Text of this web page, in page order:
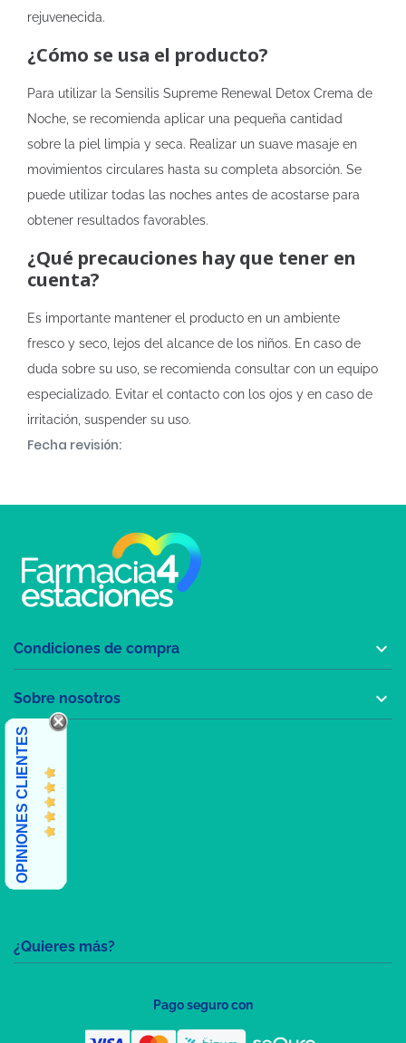
rejuvenecida.
¿Cómo se usa el producto?
Para utilizar la Sensilis Supreme Renewal Detox Crema de
Noche, se recomienda aplicar una pequeña cantidad
sobre la piel limpia y seca. Realizar un suave masaje en
movimientos circulares hasta su completa absorción. Se
puede utilizar todas las noches antes de acostarse para
obtener resultados favorables.
¿Qué precauciones hay que tener en
cuenta?
Es importante mantener el producto en un ambiente
fresco y seco, lejos del alcance de los niños. En caso de
duda sobre su uso, se recomienda consultar con un equipo
especializado. Evitar el contacto con los ojos y en caso de
irritación, suspender su uso.
Fecha revisión:
¿Quieres más?
Condiciones de compra 
Sobre nosotros 
OPINIONES CLIENTES
Pago seguro con